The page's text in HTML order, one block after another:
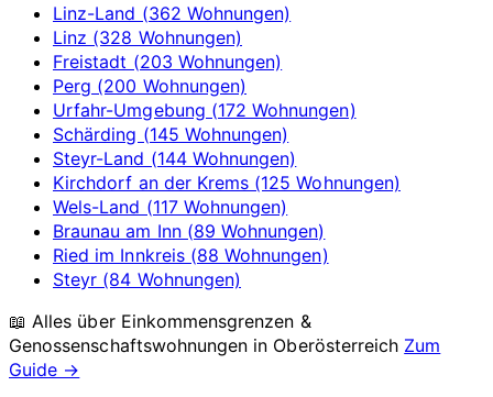
Linz-Land (362 Wohnungen)
Linz (328 Wohnungen)
Freistadt (203 Wohnungen)
Perg (200 Wohnungen)
Urfahr-Umgebung (172 Wohnungen)
Schärding (145 Wohnungen)
Steyr-Land (144 Wohnungen)
Kirchdorf an der Krems (125 Wohnungen)
Wels-Land (117 Wohnungen)
Braunau am Inn (89 Wohnungen)
Ried im Innkreis (88 Wohnungen)
Steyr (84 Wohnungen)
📖 Alles über Einkommensgrenzen &
Genossenschaftswohnungen in Oberösterreich Zum
Guide →